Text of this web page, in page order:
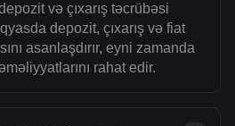
və çıxarış təcrübəsi
depozit, çıxarış və fiat
asanlaşdırır, eyni zamanda
rahat edir.